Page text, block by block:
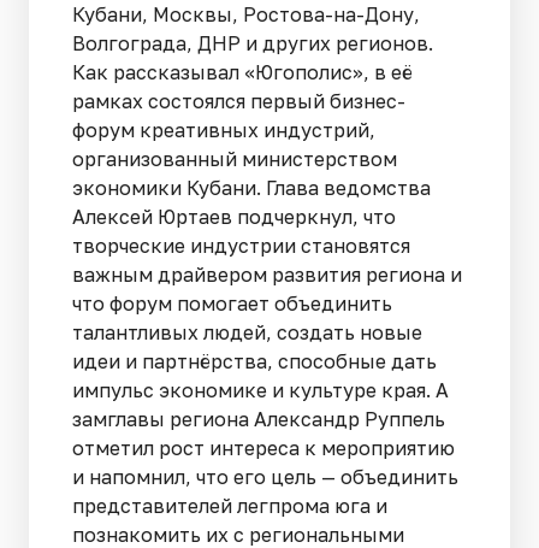
Кубани, Москвы, Ростова-на-Дону,
Волгограда, ДНР и других регионов.
Как рассказывал «Югополис», в её
рамках состоялся первый бизнес-
форум креативных индустрий,
организованный министерством
экономики Кубани. Глава ведомства
Алексей Юртаев подчеркнул, что
творческие индустрии становятся
важным драйвером развития региона и
что форум помогает объединить
талантливых людей, создать новые
идеи и партнёрства, способные дать
импульс экономике и культуре края. А
замглавы региона Александр Руппель
отметил рост интереса к мероприятию
и напомнил, что его цель — объединить
представителей легпрома юга и
познакомить их с региональными